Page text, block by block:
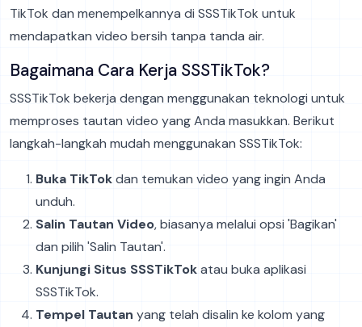
TikTok dan menempelkannya di SSSTikTok untuk
mendapatkan video bersih tanpa tanda air.
Bagaimana Cara Kerja SSSTikTok?
SSSTikTok bekerja dengan menggunakan teknologi untuk
memproses tautan video yang Anda masukkan. Berikut
langkah-langkah mudah menggunakan SSSTikTok:
Buka TikTokdan temukan video yang ingin Anda
unduh.
Salin Tautan Video, biasanya melalui opsi 'Bagikan'
dan pilih 'Salin Tautan'.
Kunjungi Situs SSSTikTokatau buka aplikasi
SSSTikTok.
Tempel Tautan yang telah disalin ke kolom yang